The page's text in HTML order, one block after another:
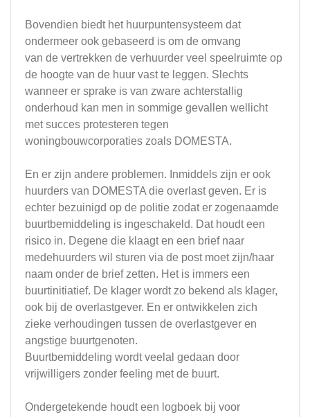
Bovendien biedt het huurpuntensysteem dat
ondermeer ook gebaseerd is om de omvang
van de vertrekken de verhuurder veel speelruimte op
de hoogte van de huur vast te leggen. Slechts
wanneer er sprake is van zware achterstallig
onderhoud kan men in sommige gevallen wellicht
met succes protesteren tegen
woningbouwcorporaties zoals DOMESTA.
En er zijn andere problemen. Inmiddels zijn er ook
huurders van DOMESTA die overlast geven. Er is
echter bezuinigd op de politie zodat er zogenaamde
buurtbemiddeling is ingeschakeld. Dat houdt een
risico in. Degene die klaagt en een brief naar
medehuurders wil sturen via de post moet zijn/haar
naam onder de brief zetten. Het is immers een
buurtinitiatief. De klager wordt zo bekend als klager,
ook bij de overlastgever. En er ontwikkelen zich
zieke verhoudingen tussen de overlastgever en
angstige buurtgenoten.
Buurtbemiddeling wordt veelal gedaan door
vrijwilligers zonder feeling met de buurt.
Ondergetekende houdt een logboek bij voor